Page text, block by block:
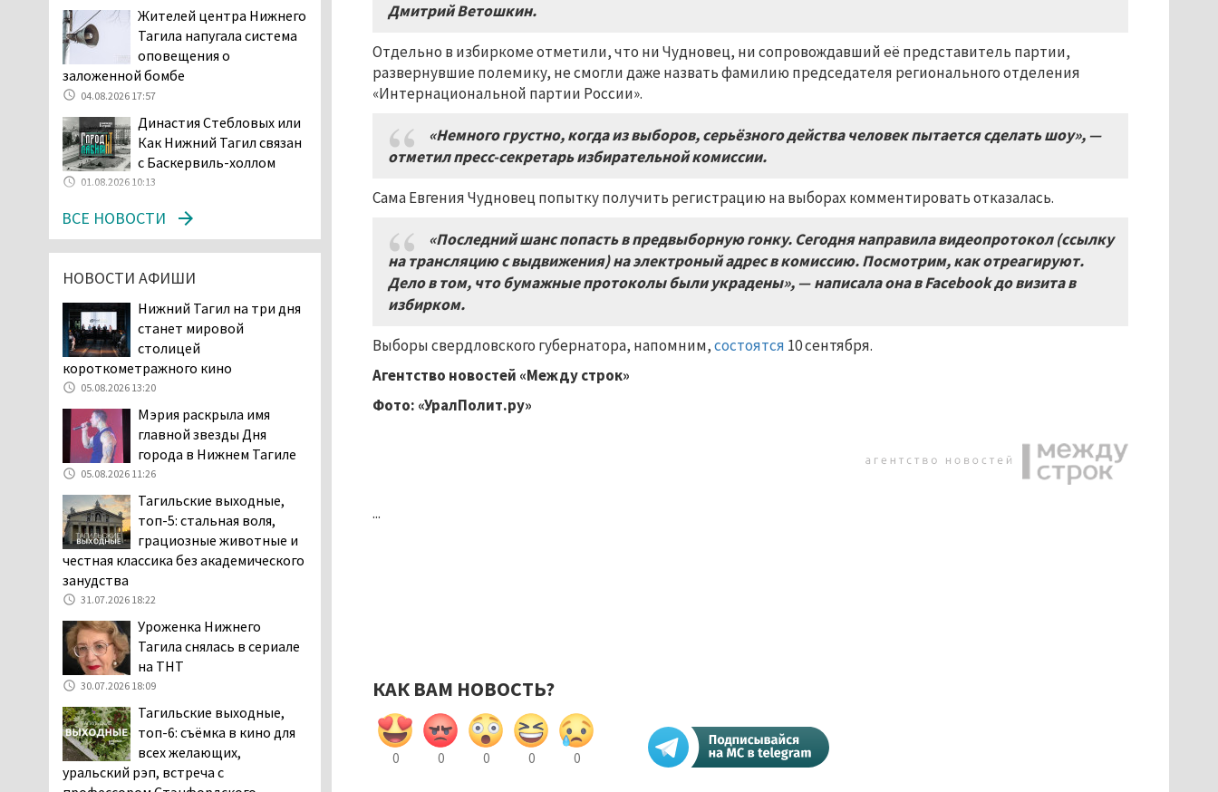
Дмитрий Ветошкин.
Отдельно в избиркоме отметили, что ни Чудновец, ни сопровождавший её представитель партии,
развернувшие полемику, не смогли даже назвать фамилию председателя регионального отделения
«Интернациональной партии России».
«Немного грустно, когда из выборов, серьёзного действа человек пытается сделать шоу», —
отметил пресс-секретарь избирательной комиссии.
Сама Евгения Чудновец попытку получить регистрацию на выборах комментировать отказалась.
«Последний шанс попасть в предвыборную гонку. Сегодня направила видеопротокол (ссылку
на трансляцию с выдвижения) на электроный адрес в комиссию. Посмотрим, как отреагируют.
Дело в том, что бумажные протоколы были украдены», —написала она вFacebookдо визита в
избирком.
Выборы свердловского губернатора, напомним,состоятся 10 сентября.
Агентство новостей «Между строк»
Фото: «УралПолит.ру»
...
КАК ВАМ НОВОСТЬ?
0 0 0 0 0
обзор из-за высокой травы у дороги
на перекрёстке улиц Серова и
Первомайской
04.08.2026 16:53
Нижнем Тагиле будут
«дорожники»
04.08.2026 15:26
полицейских в Нижнем
Тагиле растёт
подростковая преступность
04.08.2026 14:58
Нижний Тагил — лидер по
выявленным нарушениям
при утилизации
строительного мусора
04.08.2026 13:45
Как достать соседа-
полицейского. В Нижнем
Тагиле жильцы частного
сектора ведут между собой
беспощадную «психологическую
войну»
04.08.2026 12:30
вмешательства
многоквартирных дома признаны
аварийными и подлежащими сносу
04.08.2026 12:19
обязательное
уведомление водителей
об эвакуации автомобиля через
портал «Госуслуги»
Жителей центра Нижнего
Тагила напугала система
оповещения о
заложенной бомбе
04.08.2026 17:57
Династия Стебловых или
Как Нижний Тагил связан
с Баскервиль-холлом
01.08.2026 10:13
ВСЕ НОВОСТИ
НОВОСТИ АФИШИ
Нижний Тагил на три дня
станет мировой
столицей
короткометражного кино
05.08.2026 13:20
Мэрия раскрыла имя
главной звезды Дня
города в Нижнем Тагиле
05.08.2026 11:26
Тагильские выходные,
топ-5: стальная воля,
грациозные животные и
честная классика без академического
занудства
31.07.2026 18:22
Уроженка Нижнего
Тагила снялась в сериале
на ТНТ
30.07.2026 18:09
Тагильские выходные,
топ-6: съёмка в кино для
всех желающих,
уральский рэп, встреча с